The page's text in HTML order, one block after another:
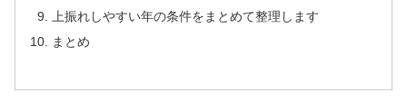
上振れしやすい年の条件をまとめて整理します
まとめ